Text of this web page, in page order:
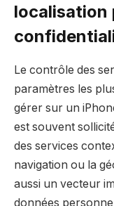
localisation
Le contrôle des
paramètres les
gérer sur un
est souvent
des services
navigation ou la
aussi un vecteur
données